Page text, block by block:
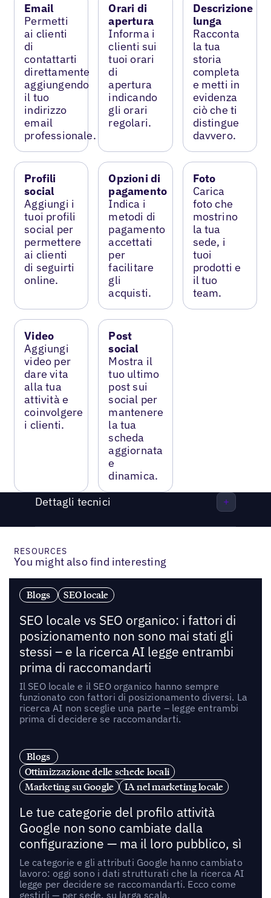
Email
Permetti
ai clienti
di
contattarti
direttamente
aggiungendo
il tuo
indirizzo
email
professionale.
Orari di
apertura
Informa i
clienti sui
tuoi orari
di
apertura
indicando
gli orari
regolari.
Descrizione
lunga
Racconta
la tua
storia
completa
e metti in
evidenza
ciò che ti
distingue
davvero.
Profili
social
Aggiungi i
tuoi profili
social per
permettere
ai clienti
di seguirti
online.
Opzioni di
pagamento
Indica i
metodi di
pagamento
accettati
per
facilitare
gli
acquisti.
Foto
Carica
foto che
mostrino
la tua
sede, i
tuoi
prodotti e
il tuo
team.
Video
Aggiungi
video per
dare vita
alla tua
attività e
coinvolgere
i clienti.
Post
social
Mostra il
tuo ultimo
post sui
social per
mantenere
la tua
scheda
aggiornata
e
dinamica.
Dettagli tecnici
RESOURCES
You might also find interesting
Blogs SEO locale
SEO locale vs SEO organico: i fattori di
posizionamento non sono mai stati gli
stessi – e la ricerca AI legge entrambi
prima di raccomandarti
Il SEO locale e il SEO organico hanno sempre
funzionato con fattori di posizionamento diversi. La
ricerca AI non sceglie una parte – legge entrambi
prima di decidere se raccomandarti.
Blogs
Ottimizzazione delle schede locali
Marketing su Google
IA nel marketing locale
Le tue categorie del profilo attività
Google non sono cambiate dalla
configurazione — ma il loro pubblico, sì
Le categorie e gli attributi Google hanno cambiato
lavoro: oggi sono i dati strutturati che la ricerca AI
legge per decidere se raccomandarti. Ecco come
gestirli — per sede, su larga scala.